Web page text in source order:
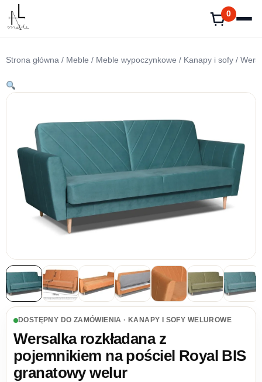
Przejdź
treści
0
Strona główna / Meble / Meble wypoczynkowe / Kanapy i sofy /
DOSTĘPNY DO ZAMÓWIENIA · KANAPY I SOFY WELUROWE
Wersalka rozkładana z
pojemnikiem na pościel Royal BIS
granatowy welur